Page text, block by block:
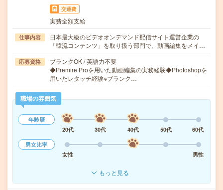
交通費
実費全額支給
仕事内容
日本最大級のビデオオンデマンド配信サイト運営企業の
「韓流コンテンツ」を取り扱う部門で、動画編集をメイ…
応募資格
ブランクOK / 英語力不要
◆Premire Proを用いた動画編集の実務経験◆Photoshopを
用いたレタッチ経験※ブランク…
職場の雰囲気
年齢層
20代
30代 40代 50代
60代
男女比率
女性
男性
もっと見る